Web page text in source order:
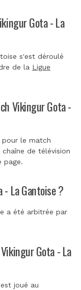
Gota - La
s'est déroulé
de la Ligue
Vikingur Gota -
pour le match
chaîne de télévision
page.
La Gantoise ?
a été arbitrée par
Gota - La
joué au